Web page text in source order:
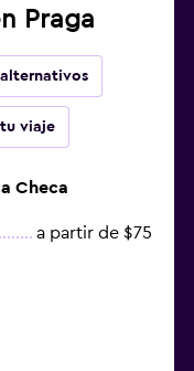
Praga
viaje
Checa
a partir de $75